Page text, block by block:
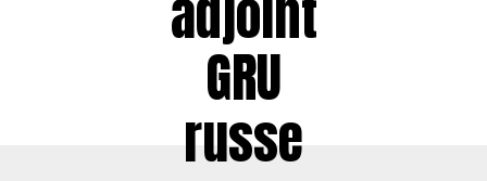
adjoint
GRU
russe